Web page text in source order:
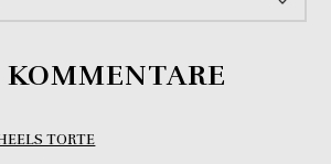
KOMMENTARE
TORTE